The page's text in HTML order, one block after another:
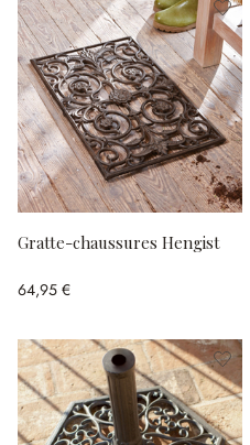
Gratte-chaussures Hengist
64,95 €